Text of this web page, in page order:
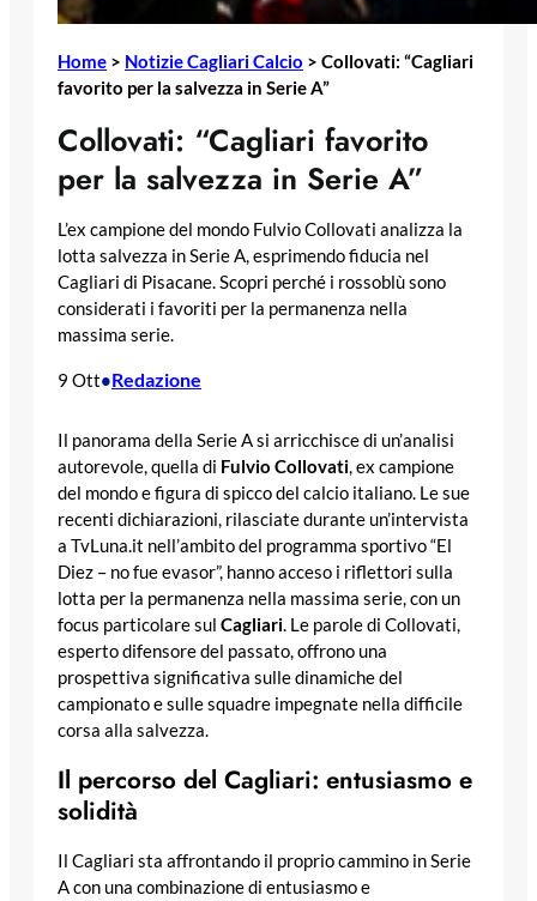
Home > Notizie Cagliari Calcio > Collovati: “Cagliari
favorito per la salvezza in Serie A”
Collovati: “Cagliari favorito
per la salvezza in Serie A”
L’ex campione del mondo Fulvio Collovati analizza la
lotta salvezza in Serie A, esprimendo fiducia nel
Cagliari di Pisacane. Scopri perché i rossoblù sono
considerati i favoriti per la permanenza nella
massima serie.
9 Ott•Redazione
Il panorama della Serie A si arricchisce di un’analisi
autorevole, quella di Fulvio Collovati, ex campione
del mondo e figura di spicco del calcio italiano. Le sue
recenti dichiarazioni, rilasciate durante un’intervista
a TvLuna.it nell’ambito del programma sportivo “El
Diez – no fue evasor”, hanno acceso i riflettori sulla
lotta per la permanenza nella massima serie, con un
focus particolare sul Cagliari. Le parole di Collovati,
esperto difensore del passato, offrono una
prospettiva significativa sulle dinamiche del
campionato e sulle squadre impegnate nella difficile
corsa alla salvezza.
Il percorso del Cagliari: entusiasmo e
solidità
Il Cagliari sta affrontando il proprio cammino in Serie
A con una combinazione di entusiasmo e